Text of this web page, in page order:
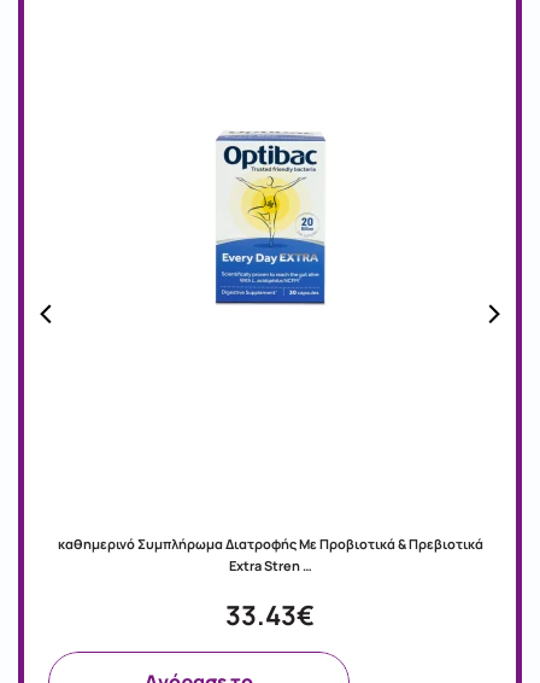
καθημερινό Συμπλήρωμα Διατροφής Με Προβιοτικά & Πρεβιοτικά
Extra Stren …
33.43€